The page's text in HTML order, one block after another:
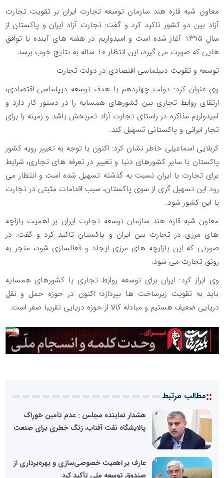
معاون شبه قاره هند سازمان توسعه تجارت ایران بر تقویت تجارت
آزاد بین دو کشور تاکید کرد و گفت: تجارت آزاد ایران و پاکستان از
سال ۱۳۹۵ آغاز شده است و امیدواریم در هفته های آینده با توافق
هایی که صورت می گیرد، این انتظار ۱۰ ساله به نتایج خوب برسد.
توسعه و تقویت دیپلماسی اقتصادی در دولت تجارت
وی عنوان کرد: دولت چهاردهم با هدف توسعه دیپلماسی اقتصادی،
ارتقای روابط تجاری بین کشورهای همسایه را در دستور کار دارد و
امیدواریم مذاکره در راستای تجارت آزاد ثمربخش باشد و زمینه را برای
تجار ایرانی و پاکستانی تسهیل کند.
کربلایی اسماعیلی خاطر نشان کرد: اکنون با توجه به تغییر رویه کشور
پاکستان با سایر کشورهای دنیا و تغییر در تعرفه های تجاری، شرایط
برای تجارت با ایران نسبت به گذشته تسهیل شده است و انتظار می
رود این تسهیل گری از سوی پاکستان، سبب اقدامات مثبتی در تجارت
با این کشور شود.
معاون شبه قاره هند سازمان توسعه تجارت ایران بر اهمیت بازاچه
های مرزی در تجارت بین ایران و پاکستان تاکید کرد و گفت: در
صورتی که این بازارچه های مرزی ایجاد و فعالسازی شود، منجر به
رونق تجارت می شود.
وی ابراز کرد: ایران برای توسعه روابط تجاری با کشورهای همسایه
باید به تقویت زیرساخت ها بپردازد؛ اکنون در حوزه حمل و نقل
دریایی ضعیف هستیم و مبادله کالا از حوزه دریایی تقریبا صفر است.
::مطالب مرتبط
هشدار نماینده مجلس : عدم تأمین خوراک
پالایشگاه نفت آفتاب، زنگ خطری برای صنعت
عارف بر اهمیت خصوصی‌سازی و بهره‌برداری از
صندوق توسعه ملی تأکید کرد